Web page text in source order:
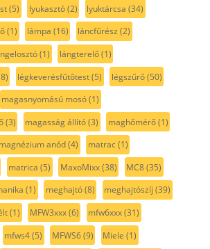
(5) lyukasztó(2) lyuktárcsa (34)
(1) lámpa (16) láncfűrész (2)
(1) lángterelő(1)
légkeverésfűtőtest(5) légszűrő(50)
magasnyomású mosó(1)
(3) magasság állító(3) maghőmérő(1)
magnézium anód(4) matrac(1)
matrica (5) MaxoMixx(38) MC8(35)
(1) meghajtó(8) meghajtószíj (39)
(1) MFW3xxx(6) mfw6xxx(31)
mfws4(5) MFWS6(9) Miele (1)